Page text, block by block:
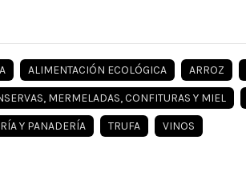
ALIMENTACIÓN ECOLÓGICA ARROZ
MERMELADAS, CONFITURAS Y MIEL
Y PANADERÍA TRUFA VINOS